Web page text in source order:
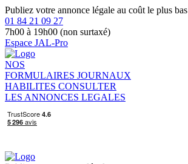
Publiez votre annonce légale au coût le plus bas
01 84 21 09 27
7h00 à 19h00 (non surtaxé)
Espace JAL-Pro
NOS
FORMULAIRES JOURNAUX
HABILITES CONSULTER
LES ANNONCES LEGALES